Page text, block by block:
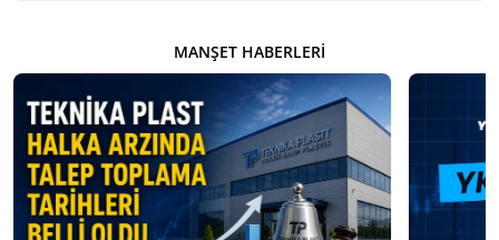
MANŞET HABERLERI